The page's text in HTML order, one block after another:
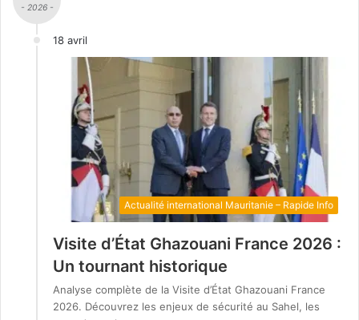
- 2026 -
18 avril
Actualité international Mauritanie – Rapide Info
Visite d’État Ghazouani France 2026 :
Un tournant historique
Analyse complète de la Visite d’État Ghazouani France
2026. Découvrez les enjeux de sécurité au Sahel, les